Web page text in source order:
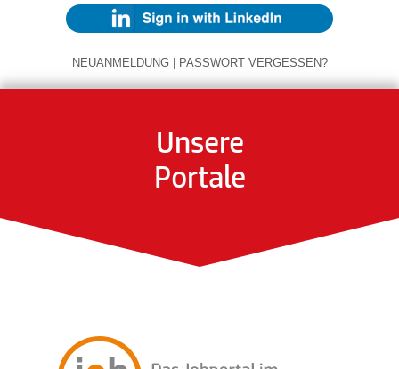
NEUANMELDUNG | PASSWORT VERGESSEN?
Unsere
Portale